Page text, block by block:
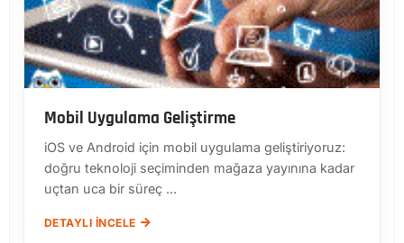
Mobil Uygulama Geliştirme
iOS ve Android için mobil uygulama geliştiriyoruz:
doğru teknoloji seçiminden mağaza yayınına kadar
uçtan uca bir süreç ...
DETAYLI İNCELE